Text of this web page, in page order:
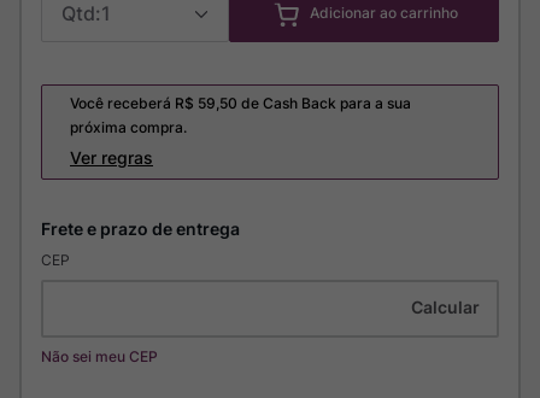
1 Adicionar ao carrinho
Você receberá R$ 59,50 de Cash Back para a sua
próxima compra.
Ver regras
CEP
Não sei meu CEP